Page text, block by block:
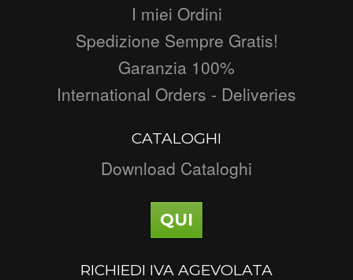
I miei Ordini
Spedizione Sempre Gratis!
Garanzia 100%
International Orders - Deliveries
CATALOGHI
Download Cataloghi
QUI
RICHIEDI IVA AGEVOLATA